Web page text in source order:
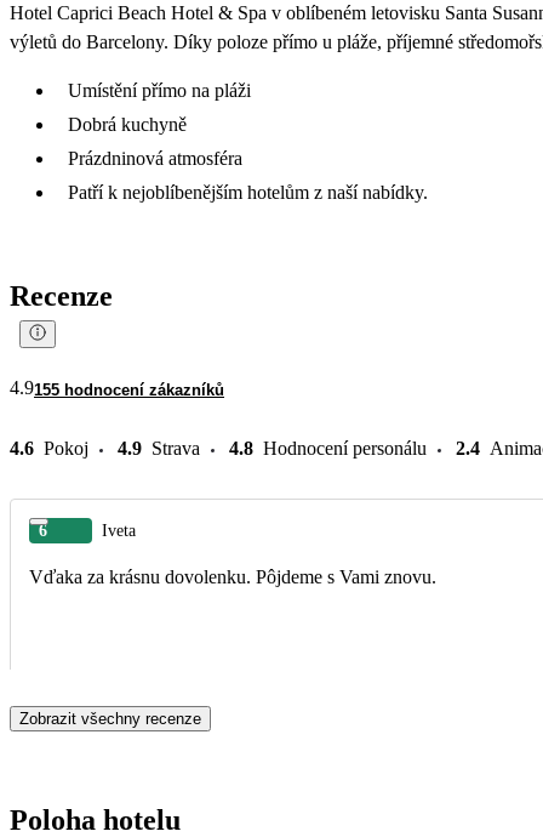
Hotel Caprici Beach Hotel & Spa v oblíbeném letovisku Santa
výletů do Barcelony. Díky poloze přímo u pláže, příjemné
Umístění přímo na pláži
Dobrá kuchyně
Prázdninová atmosféra
Patří k nejoblíbenějším hotelům z naší nabídky.
Recenze
4.9155 hodnocení zákazníků
4.6 Pokoj 4.9 Strava 4.8 Hodnocení personálu 2.4
6 Iveta
Vďaka za krásnu dovolenku. Pôjdeme s Vami znovu.
Zobrazit všechny recenze
Poloha hotelu